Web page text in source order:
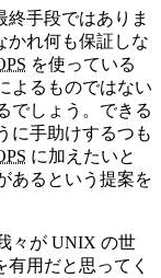
終手段ではありま
かれ何も保証しな
を使っている
よるものではない
でしょう。できる
に手助けするつも
に加えたいと
あるという提案を
々が UNIX の世
有用だと思ってく